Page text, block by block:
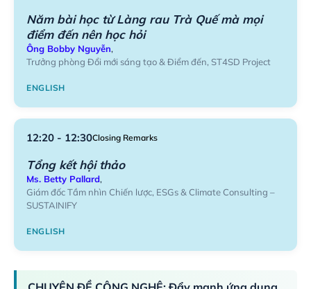
Năm bài học từ Làng rau Trà Quế mà mọi
điểm đến nên học hỏi
Ông Bobby Nguyễn,
Trưởng phòng Đổi mới sáng tạo & Điểm đến, ST4SD Project
ENGLISH
12:20 - 12:30Closing Remarks
Tổng kết hội thảo
Ms. Betty Pallard,
Giám đốc Tầm nhìn Chiến lược, ESGs & Climate Consulting –
SUSTAINIFY
ENGLISH